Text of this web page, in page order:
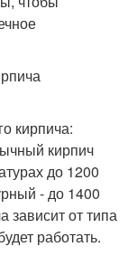
кирпича:
кирпич
до 1200
- до 1400
зависит от типа
работать.